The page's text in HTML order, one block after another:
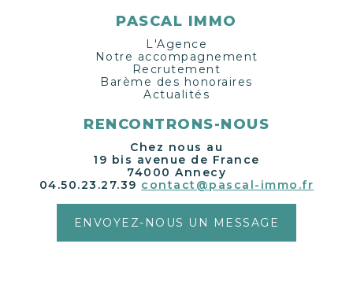
PASCAL IMMO
L'Agence
Notre accompagnement
Recrutement
Barème des honoraires
Actualités
RENCONTRONS-NOUS
Chez nous au
19 bis avenue de France
74000 Annecy
04.50.23.27.39 contact@pascal-immo.fr
ENVOYEZ-NOUS UN MESSAGE